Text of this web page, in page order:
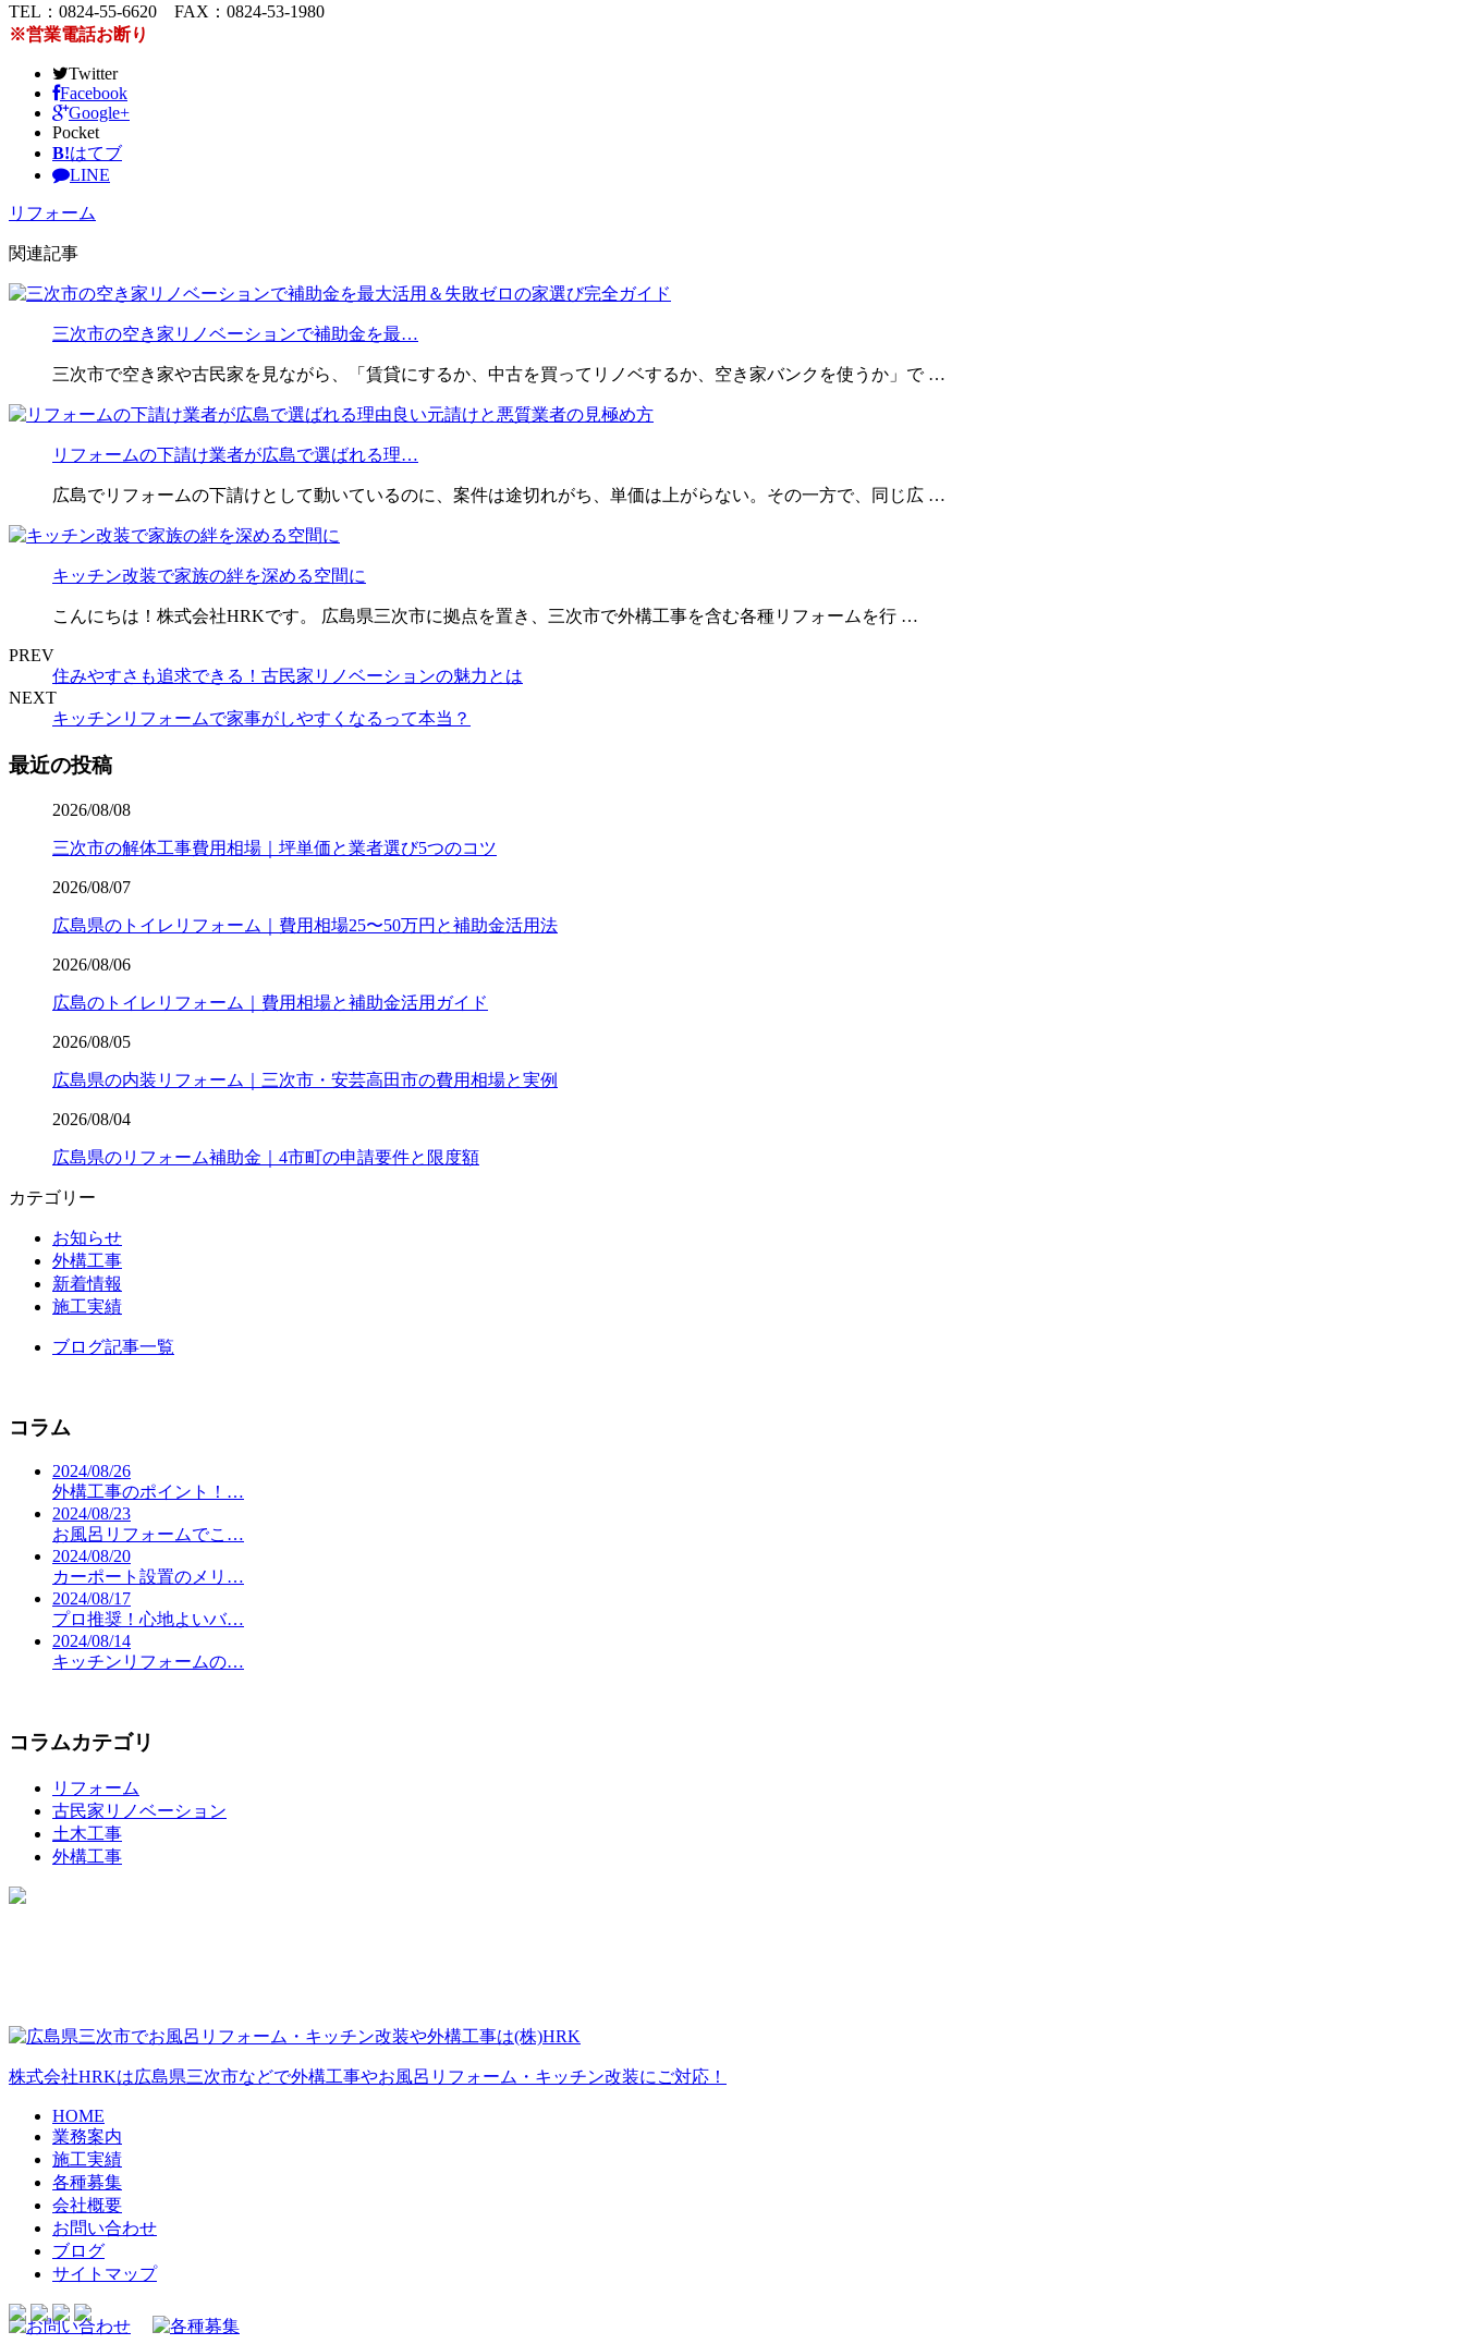
TEL：0824-55-6620 FAX：0824-53-1980
※営業電話お断り
Twitter
Facebook
Google+
Pocket
B!はてブ
LINE
リフォーム
関連記事
三次市の空き家リノベーションで補助金を最…
三次市で空き家や古民家を見ながら、「賃貸にするか、中古を買ってリノベするか、空き家バンクを使うか」で …
リフォームの下請け業者が広島で選ばれる理…
広島でリフォームの下請けとして動いているのに、案件は途切れがち、単価は上がらない。その一方で、同じ広 …
キッチン改装で家族の絆を深める空間に
こんにちは！株式会社HRKです。 広島県三次市に拠点を置き、三次市で外構工事を含む各種リフォームを行 …
PREV
住みやすさも追求できる！古民家リノベーションの魅力とは
NEXT
キッチンリフォームで家事がしやすくなるって本当？
最近の投稿
2026/08/08
三次市の解体工事費用相場｜坪単価と業者選び5つのコツ
2026/08/07
広島県のトイレリフォーム｜費用相場25〜50万円と補助金活用法
2026/08/06
広島のトイレリフォーム｜費用相場と補助金活用ガイド
2026/08/05
広島県の内装リフォーム｜三次市・安芸高田市の費用相場と実例
2026/08/04
広島県のリフォーム補助金｜4市町の申請要件と限度額
カテゴリー
お知らせ
外構工事
新着情報
施工実績
ブログ記事一覧
コラム
2024/08/26
外構工事のポイント！…
2024/08/23
お風呂リフォームでこ…
2024/08/20
カーポート設置のメリ…
2024/08/17
プロ推奨！心地よいバ…
2024/08/14
キッチンリフォームの…
コラムカテゴリ
リフォーム
古民家リノベーション
土木工事
外構工事
株式会社HRKは広島県三次市などで外構工事やお風呂リフォーム・キッチン改装にご対応！
HOME
業務案内
施工実績
各種募集
会社概要
お問い合わせ
ブログ
サイトマップ